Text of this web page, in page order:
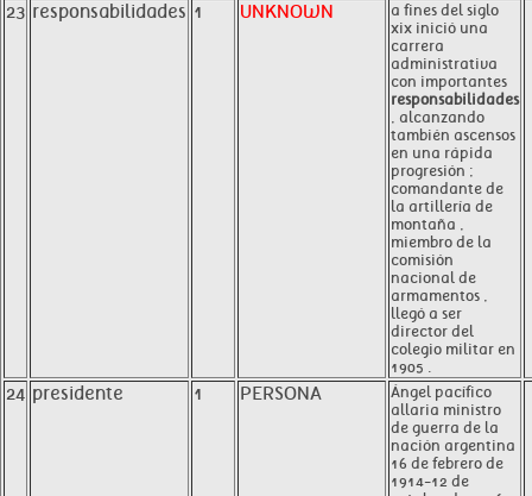
23 responsabilidades 1 UNKNOWN
a fines del siglo
xix inició una
carrera
administrativa
con importantes
responsabilidades
, alcanzando
también ascensos
en una rápida
progresión ;
comandante de
la artillería de
montaña ,
miembro de la
comisión
nacional de
armamentos ,
llegó a ser
director del
colegio militar en
1905 .
24 presidente 1 PERSONA
Ángel pacífico
allaria ministro
de guerra de la
nación argentina
16 de febrero de
1914-12 de